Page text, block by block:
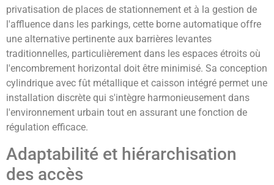
privatisation de places de stationnement et à la gestion de
l'affluence dans les parkings, cette borne automatique offre
une alternative pertinente aux barrières levantes
traditionnelles, particulièrement dans les espaces étroits où
l'encombrement horizontal doit être minimisé. Sa conception
cylindrique avec fût métallique et caisson intégré permet une
installation discrète qui s'intègre harmonieusement dans
l'environnement urbain tout en assurant une fonction de
régulation efficace.
Adaptabilité et hiérarchisation
des accès